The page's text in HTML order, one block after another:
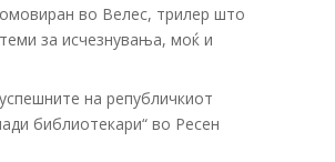
во Велес, трилер што
за исчезнувања, моќ и
на републичкиот
библиотекари“ во Ресен